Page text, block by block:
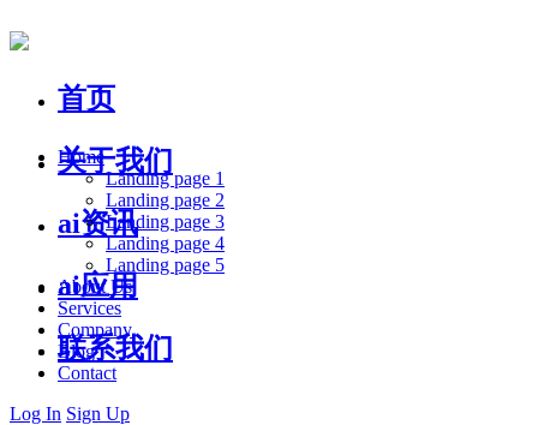
首页
关于我们
ai资讯
ai应用
联系我们
Home
Landing page 1
Landing page 2
Landing page 3
Landing page 4
Landing page 5
About Us
Services
Company
Blog
Contact
Log In Sign Up